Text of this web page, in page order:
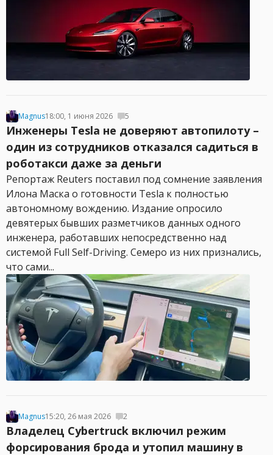
Magnus18:00, 1 июня 2026 5
Инженеры Tesla не доверяют автопилоту –
один из сотрудников отказался садиться в
роботакси даже за деньги
Репортаж Reuters поставил под сомнение заявления
Илона Маска о готовности Tesla к полностью
автономному вождению. Издание опросило
девятерых бывших разметчиков данных одного
инженера, работавших непосредственно над
системой Full Self-Driving. Семеро из них признались,
что сами...
Magnus15:20, 26 мая 2026 2
Владелец Cybertruck включил режим
форсирования брода и утопил машину в